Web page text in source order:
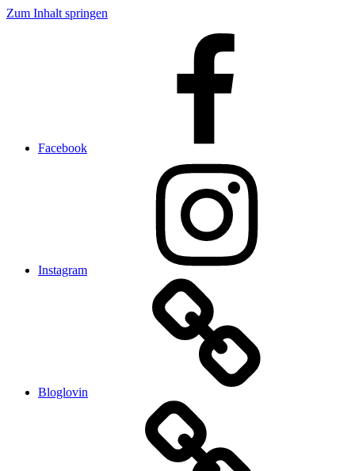
Zum Inhalt springen
Facebook
Instagram
Bloglovin